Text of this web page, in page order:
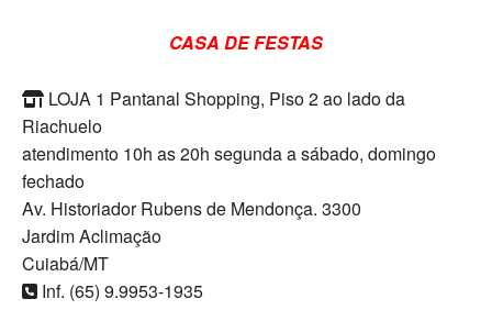
CASA DE FESTAS
LOJA 1 Pantanal Shopping, Piso 2 ao lado da
Riachuelo
atendimento 10h as 20h segunda a sábado, domingo
fechado
Av. Historiador Rubens de Mendonça. 3300
Jardim Aclimação
Cuiabá/MT
Inf. (65) 9.9953-1935